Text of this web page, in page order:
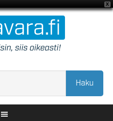
X
Haku